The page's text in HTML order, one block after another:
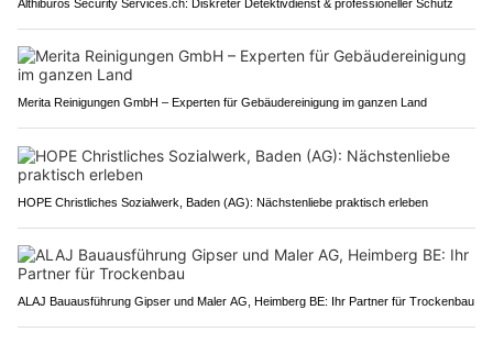
Althiburos Security Services.ch: Diskreter Detektivdienst & professioneller Schutz
Merita Reinigungen GmbH – Experten für Gebäudereinigung im ganzen Land
HOPE Christliches Sozialwerk, Baden (AG): Nächstenliebe praktisch erleben
ALAJ Bauausführung Gipser und Maler AG, Heimberg BE: Ihr Partner für Trockenbau